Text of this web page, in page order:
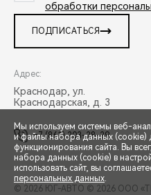
СПЕЦПРЕДЛОЖЕНИЯ
ЗАПИСЬ НА ТЕСТ-ДРАЙВ
обработки
ПОДПИСАТЬСЯ
Адрес:
Краснодар, ул.
Краснодарская, д. 3
+7 (861) 203-28-29
© 2026 ЮГ-АВТО © 2026 ООО
Мы используем системы веб-
и файлы набора данных (cookie)
функционирования сайта. Вы
набора данных (cookie) в
использовать сайт, вы
персональных данных.